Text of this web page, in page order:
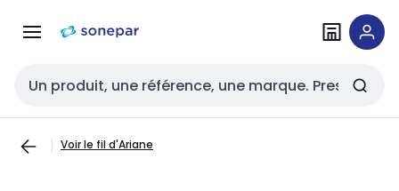
navigation au
Entrée de recherche
Voir le fil d'Ariane